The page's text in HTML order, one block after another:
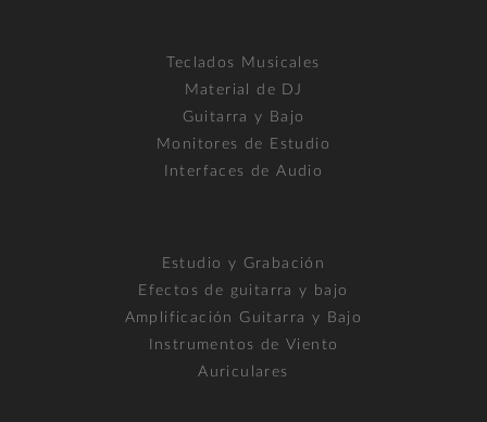
Teclados Musicales
Material de DJ
Guitarra y Bajo
Monitores de Estudio
Interfaces de Audio
Estudio y Grabación
Efectos de guitarra y bajo
Amplificación Guitarra y Bajo
Instrumentos de Viento
Auriculares